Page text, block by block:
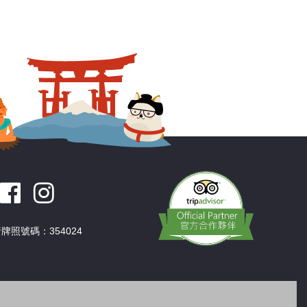
照號碼：354024